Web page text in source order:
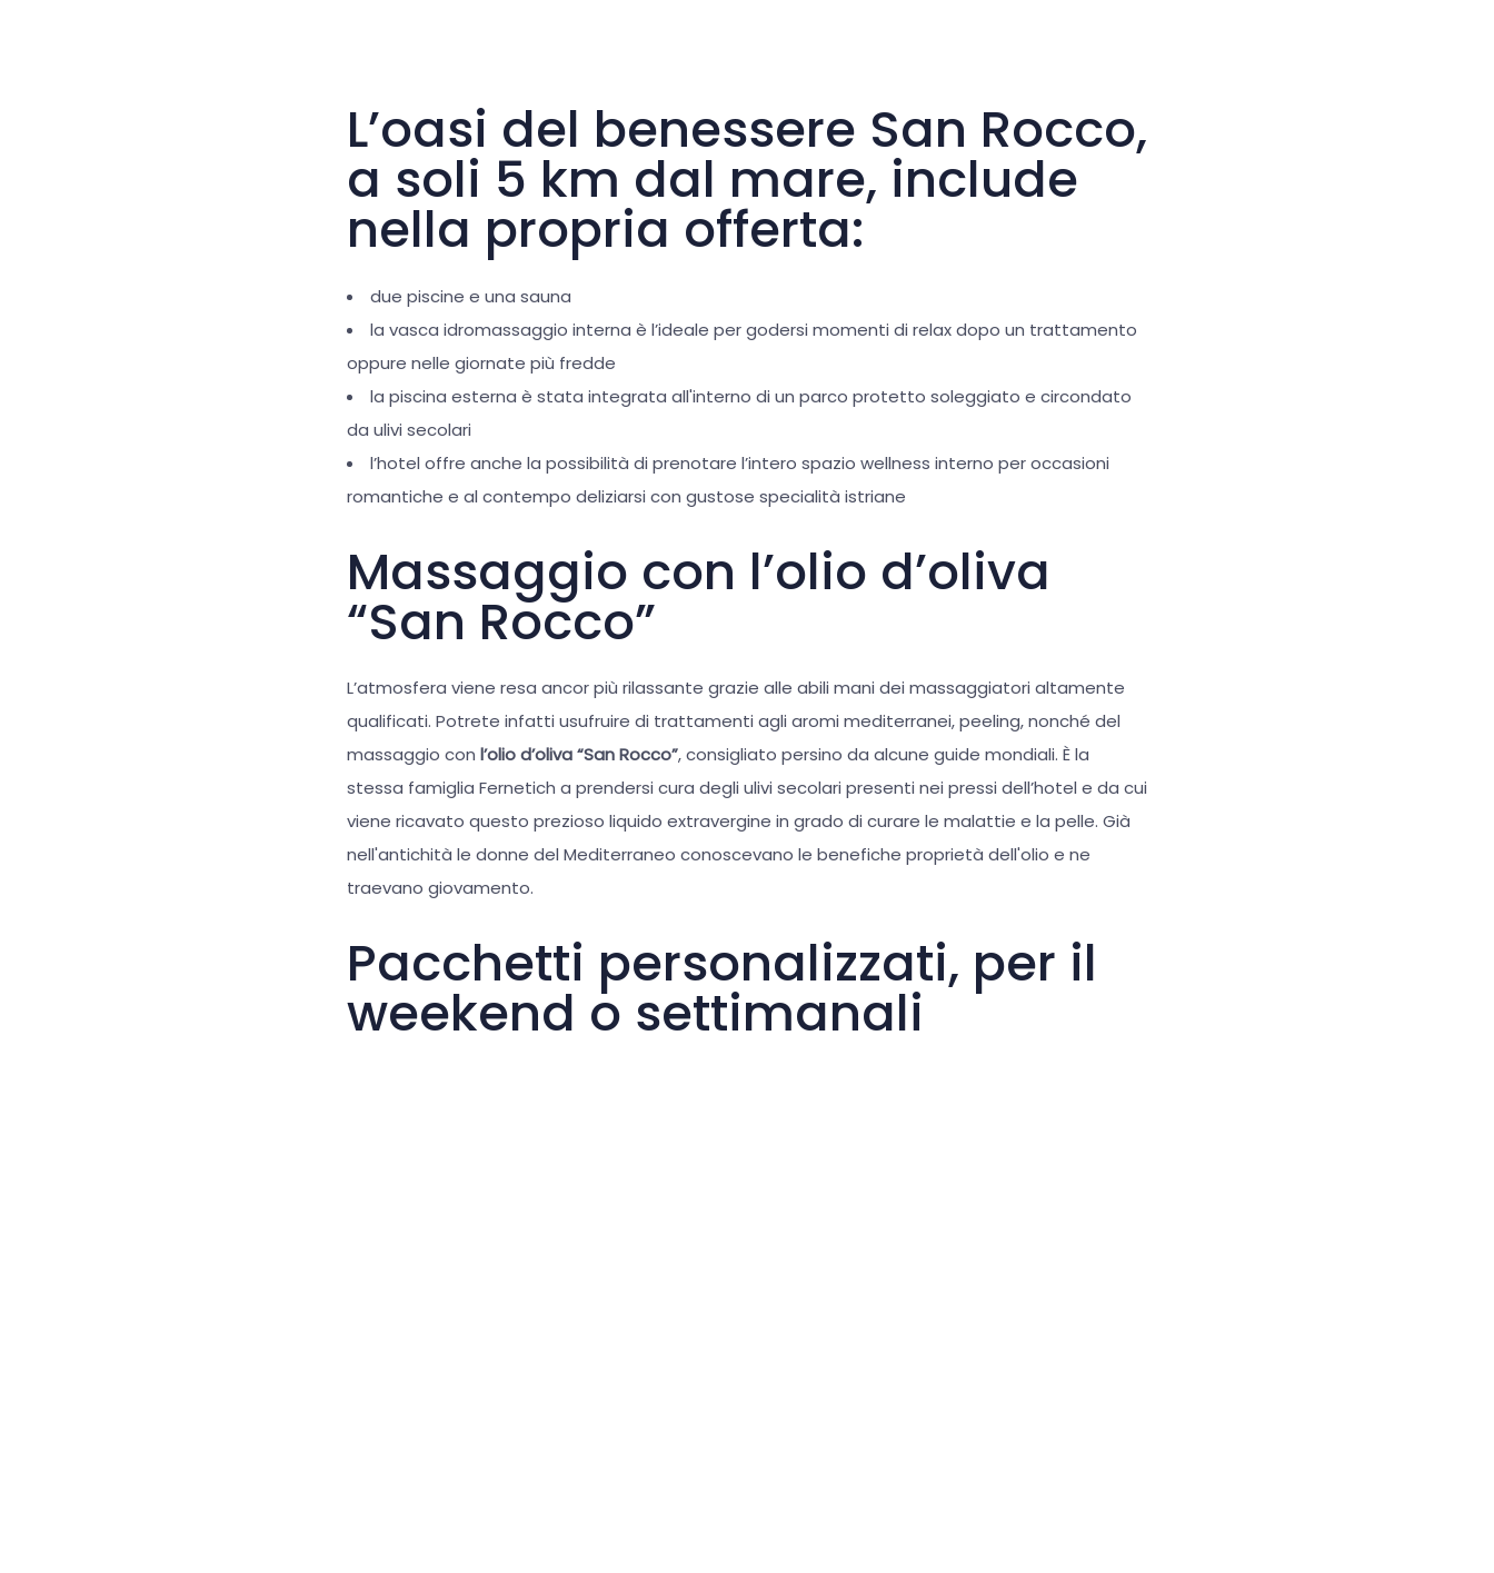
L’oasi del benessere San Rocco,
a soli 5 km dal mare, include
nella propria offerta:
due piscine e una sauna
la vasca idromassaggio interna è l’ideale per godersi momenti di relax dopo un trattamento
oppure nelle giornate più fredde
la piscina esterna è stata integrata all'interno di un parco protetto soleggiato e circondato
da ulivi secolari
l’hotel offre anche la possibilità di prenotare l’intero spazio wellness interno per occasioni
romantiche e al contempo deliziarsi con gustose specialità istriane
Massaggio con l’olio d’oliva
“San Rocco”
L’atmosfera viene resa ancor più rilassante grazie alle abili mani dei massaggiatori altamente
qualificati. Potrete infatti usufruire di trattamenti agli aromi mediterranei, peeling, nonché del
massaggio con l’olio d’oliva “San Rocco”, consigliato persino da alcune guide mondiali. È la
stessa famiglia Fernetich a prendersi cura degli ulivi secolari presenti nei pressi dell’hotel e da cui
viene ricavato questo prezioso liquido extravergine in grado di curare le malattie e la pelle. Già
nell'antichità le donne del Mediterraneo conoscevano le benefiche proprietà dell'olio e ne
traevano giovamento.
Pacchetti personalizzati, per il
weekend o settimanali